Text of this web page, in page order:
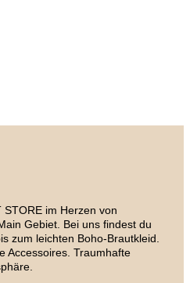
STORE im Herzen von
Gebiet. Bei uns findest du
zum leichten Boho-Brautkleid.
Accessoires. Traumhafte